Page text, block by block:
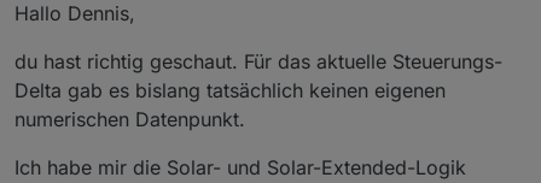
Hallo Dennis,
du hast richtig geschaut. Für das aktuelle Steuerungs-
Delta gab es bislang tatsächlich keinen eigenen
numerischen Datenpunkt.
Ich habe mir die Solar- und Solar-Extended-Logik